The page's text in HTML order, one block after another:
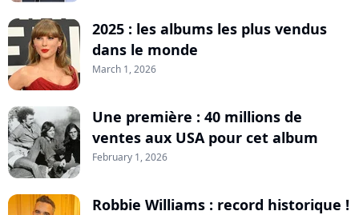
2025 : les albums les plus vendus
dans le monde
March 1, 2026
Une première : 40 millions de
ventes aux USA pour cet album
February 1, 2026
Robbie Williams : record historique !